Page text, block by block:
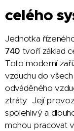
celého
Jednotka
740 tvoří základ
Toto moderní
vzduchu do
odváděného
ztráty. Její
spolehlivý a
mohou pracovat